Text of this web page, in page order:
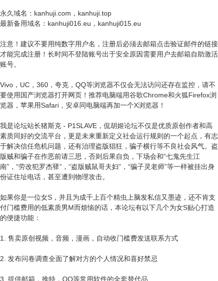
永久域名：kanhuji.com，kanhuji.top
最新备用域名：kanhuji016.eu，kanhuji015.eu
注意！建议不要用纯数字用户名，注册后必须去邮箱点击验证邮件的链接
才能完成注册！长时间不登陆账号出于安全原因需要用户去邮箱自助激活
账号。
Vivo，UC，360，夸克，QQ等浏览器不仅会无法访问还存在监控，请不
要使用国产浏览器打开网页！推荐电脑端用谷歌Chrome和火狐Firefox浏
览器，苹果用Safari，安卓同电脑端再加一个X浏览器！
我是论坛站长猪斯克 - P1SLAVE，侃胡姬论坛不仅是优质原创作者和高
素质同好的交流平台，更是未来重新定义社会运行规则的一个起点，有志
于解决信任危机问题，还有治理盗版猖狂，骗子横行等不良社会风气。盗
版贼和骗子在作恶前请三思，否则后果自负，下场会和“七鬼先生江
南”，“劳改犯罗杰驿”，“盗版贼鼠哥夫妇”，“骗子灵老师”等一样被挂出身
份证住址电话，甚至遭到物理攻击。
如果你是一位女S，并且为成千上百个精虫上脑发私信又墨迹，还不肯支
付门槛费用的低素质男M而烦恼的话，本论坛有以下几个为女S贴心打造
的便捷功能：
1. 售卖原创视频，音频，漫画，自动收门槛费发送联系方式
2. 发布问卷调查全面了解对方的个人情况和喜好禁忌
3. 提供邮箱，推特，QQ等常用软件的全套替代品